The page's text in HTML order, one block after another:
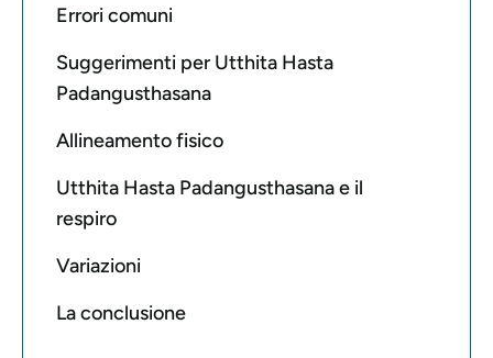
Errori comuni
Suggerimenti per Utthita Hasta
Padangusthasana
Allineamento fisico
Utthita Hasta Padangusthasana e il
respiro
Variazioni
La conclusione